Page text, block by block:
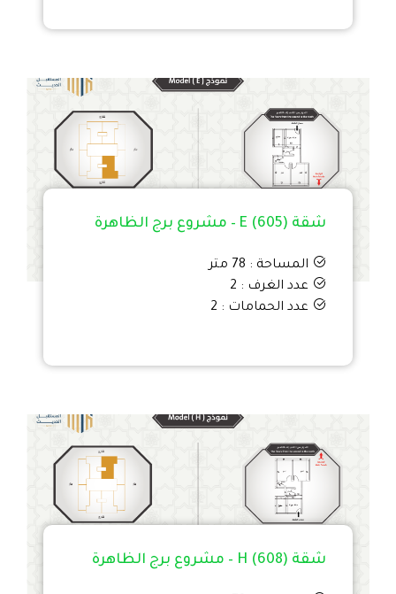
شقة E (605) – مشروع برج الظاهرة
المساحة : 78 متر
عدد الغرف : 2
عدد الحمامات : 2
شقة H (608) – مشروع برج الظاهرة